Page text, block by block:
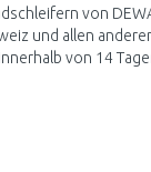
von
und allen
von 14